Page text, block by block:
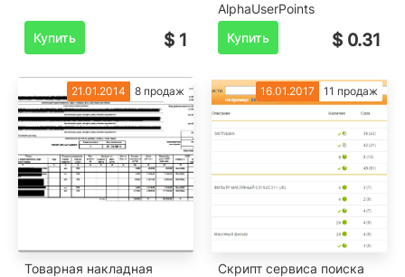
Купить $ 1
AlphaUserPoints
Купить
$ 0.31
21.01.2014 8 продаж
Товарная накладная
16.01.2017 11 продаж
Скрипт сервиса поиска